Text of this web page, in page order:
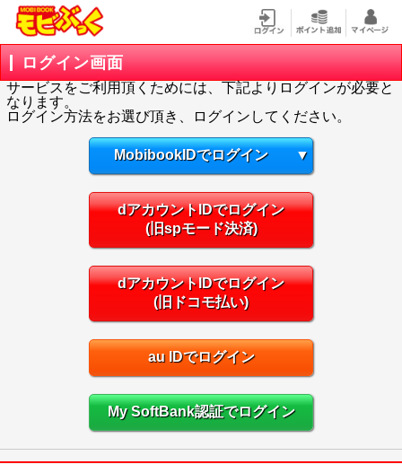
ログイン画面
サービスをご利用頂くためには、下記よりログインが必要と
なります。
ログイン方法をお選び頂き、ログインしてください。
MobibookIDでログイン ▼
dアカウントIDでログイン
(旧spモード決済)
dアカウントIDでログイン
(旧ドコモ払い)
au IDでログイン
My SoftBank認証でログイン